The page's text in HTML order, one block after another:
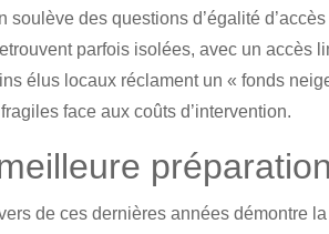
soulève des questions d’égalité
parfois isolées, avec un accès
élus locaux réclament un « fonds
face aux coûts d’intervention.
de ces dernières années démontre